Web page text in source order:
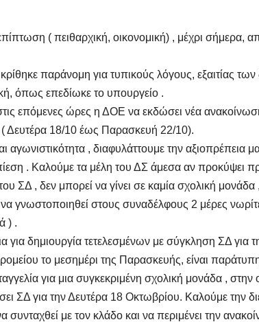
( πειθαρχική, οικονομική) , μέχρι σήμερα,
παράνομη για τυπικούς λόγους, εξαιτίας
όπως επεδίωκε το υπουργείο .
επόμενες ώρες η ΔΟΕ να εκδώσει νέα ανακοίνωση
Δευτέρα 18/10 έως Παρασκευή 22/10).
αγωνιστικότητα , διαφυλάττουμε την αξιοπρέπεια
. Καλούμε τα μέλη του ΔΣ άμεσα αν προκύψει
ΣΔ , δεν μπορεί να γίνει σε καμία σχολική
γνωστοποιηθεί στους συναδέλφους 2 μέρες
) .
για δημιουργία τετελεσμένων με σύγκληση ΣΔ για
το μεσημέρι της Παρασκευής, είναι
για μια συγκεκριμένη σχολική μονάδα ,
ΣΔ για την Δευτέρα 18 Οκτωβρίου. Καλούμε την
συνταχθεί με τον κλάδο και να περιμένει την